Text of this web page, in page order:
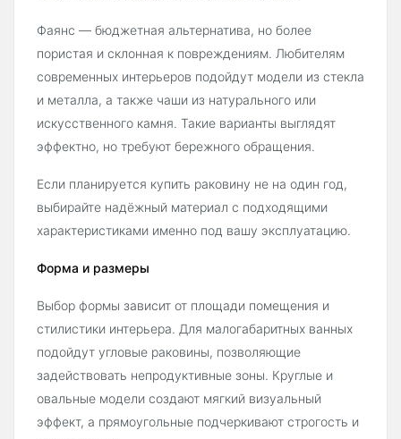
Фаянс — бюджетная альтернатива, но более
пористая и склонная к повреждениям. Любителям
современных интерьеров подойдут модели из стекла
и металла, а также чаши из натурального или
искусственного камня. Такие варианты выглядят
эффектно, но требуют бережного обращения.
Если планируется купить раковину не на один год,
выбирайте надёжный материал с подходящими
характеристиками именно под вашу эксплуатацию.
Форма и размеры
Выбор формы зависит от площади помещения и
стилистики интерьера. Для малогабаритных ванных
подойдут угловые раковины, позволяющие
задействовать непродуктивные зоны. Круглые и
овальные модели создают мягкий визуальный
эффект, а прямоугольные подчеркивают строгость и